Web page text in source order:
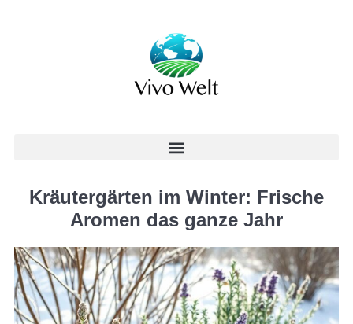
Kräutergärten im Winter: Frische
Aromen das ganze Jahr